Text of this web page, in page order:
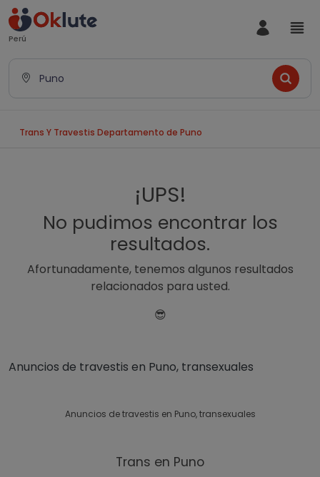
Perú
Puno
Trans Y Travestis Departamento de Puno
¡UPS!
No pudimos encontrar los
resultados.
Afortunadamente, tenemos algunos resultados
relacionados para usted.
😎
Anuncios de travestis en Puno, transexuales
Anuncios de travestis en Puno, transexuales
Trans en Puno